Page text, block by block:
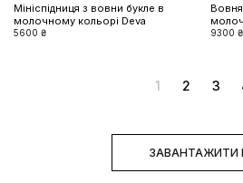
Мініспідниця з вовни букле в
молочному кольорі Deva
5600 ₴ 9300 ₴
1 2 3
ЗАВАНТАЖИТИ